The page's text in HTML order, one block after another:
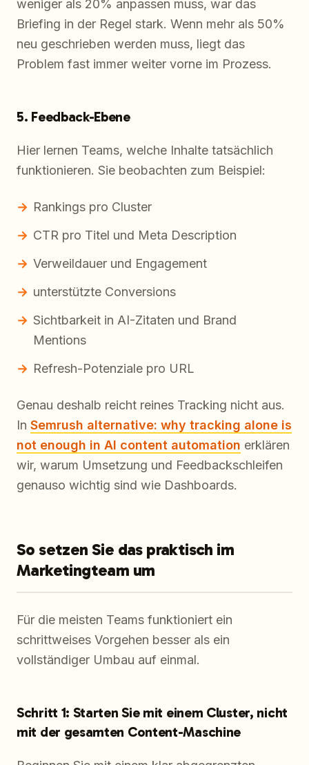
weniger als 20% anpassen muss, war das
Briefing in der Regel stark. Wenn mehr als 50%
neu geschrieben werden muss, liegt das
Problem fast immer weiter vorne im Prozess.
5. Feedback-Ebene
Hier lernen Teams, welche Inhalte tatsächlich
funktionieren. Sie beobachten zum Beispiel:
Rankings pro Cluster
CTR pro Titel und Meta Description
Verweildauer und Engagement
unterstützte Conversions
Sichtbarkeit in AI-Zitaten und Brand
Mentions
Refresh-Potenziale pro URL
Genau deshalb reicht reines Tracking nicht aus.
In Semrush alternative: why tracking alone is
not enough in AI content automation erklären
wir, warum Umsetzung und Feedbackschleifen
genauso wichtig sind wie Dashboards.
So setzen Sie das praktisch im
Marketingteam um
Für die meisten Teams funktioniert ein
schrittweises Vorgehen besser als ein
vollständiger Umbau auf einmal.
Schritt 1: Starten Sie mit einem Cluster, nicht
mit der gesamten Content-Maschine